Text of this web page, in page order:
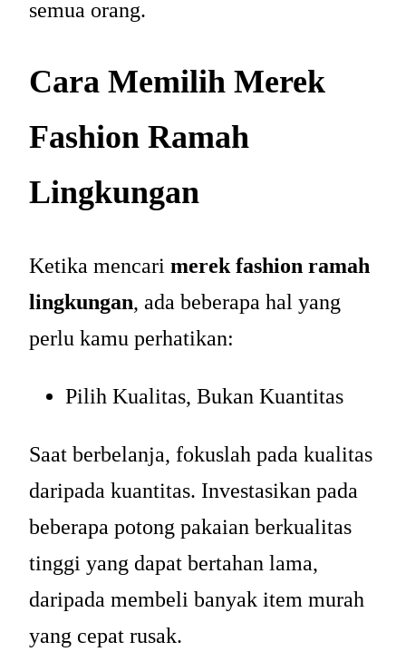
semua orang.
Cara Memilih Merek
Fashion Ramah
Lingkungan
Ketika mencari merek fashion ramah
lingkungan, ada beberapa hal yang
perlu kamu perhatikan:
Pilih Kualitas, Bukan Kuantitas
Saat berbelanja, fokuslah pada kualitas
daripada kuantitas. Investasikan pada
beberapa potong pakaian berkualitas
tinggi yang dapat bertahan lama,
daripada membeli banyak item murah
yang cepat rusak.